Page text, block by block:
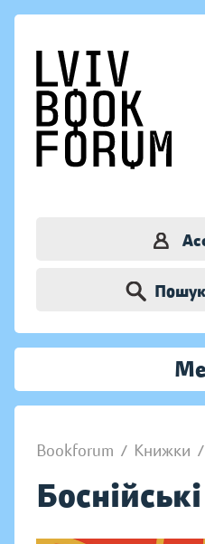
Пошук
Bookforum / Книжки /